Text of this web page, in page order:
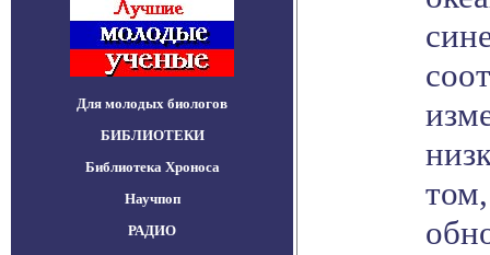
Для молодых биологов
БИБЛИОТЕКИ
Библиотека Хроноса
Научпоп
РАДИО